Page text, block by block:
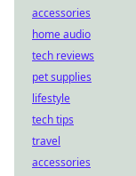
accessories
home audio
tech reviews
pet supplies
lifestyle
tech tips
travel
accessories